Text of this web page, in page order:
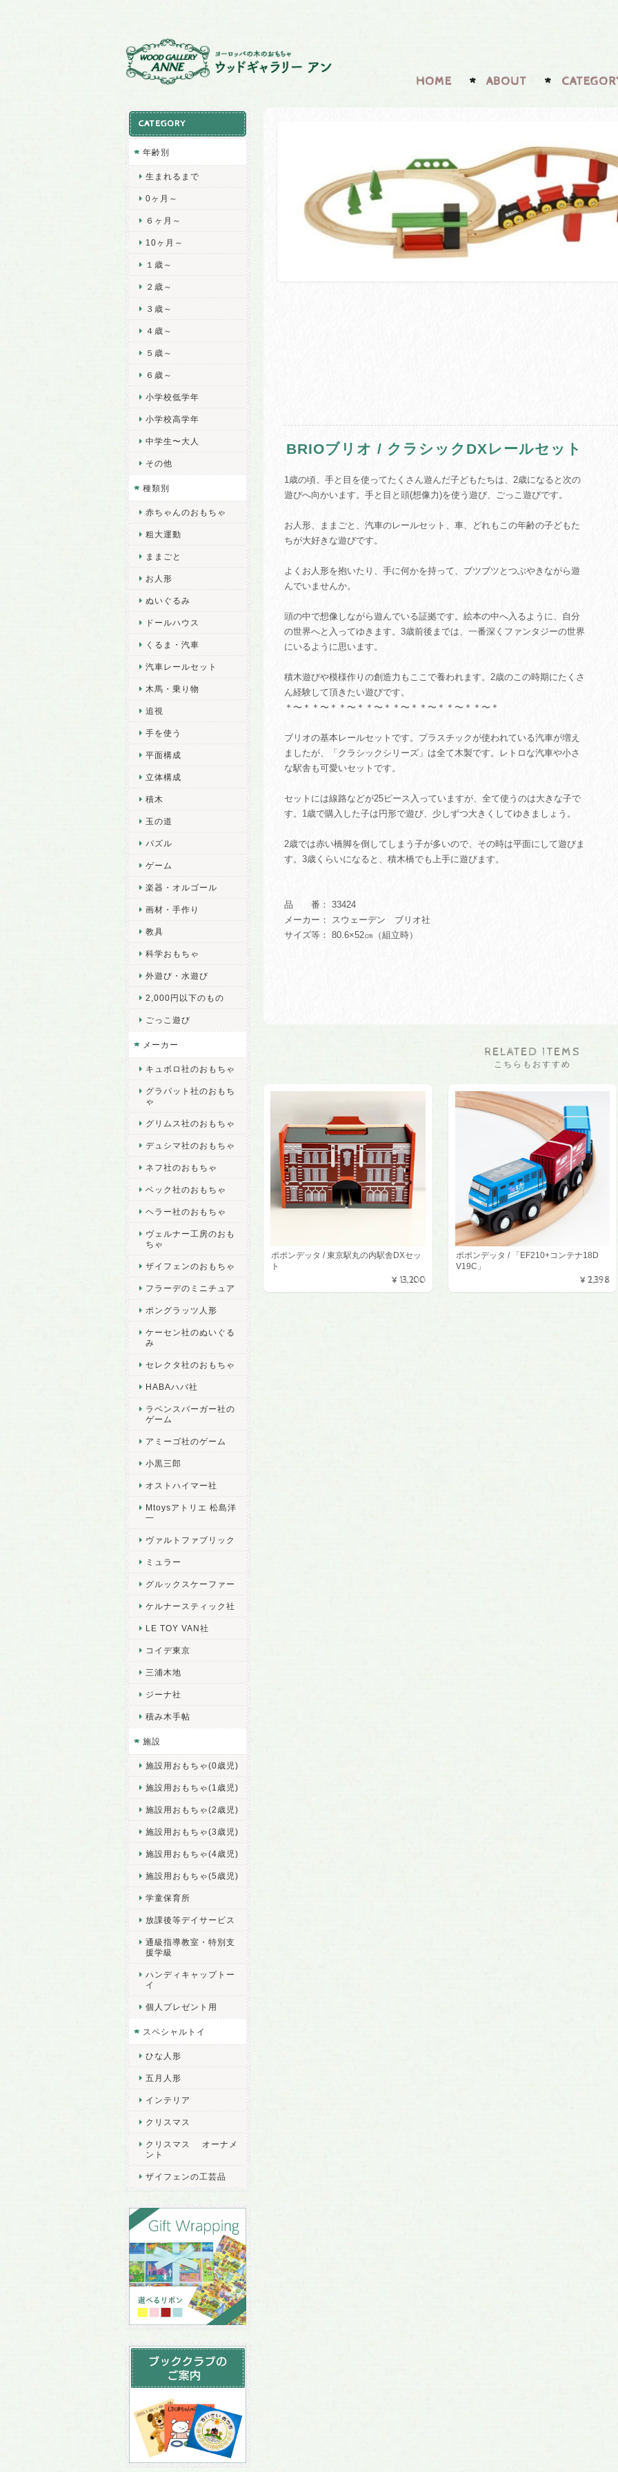
HOME ABOUT
BRIOブリオ / クラシックDXレールセット
1歳の頃、手と目を使ってたくさん遊んだ子どもたちは、2歳になると次の
遊びへ向かいます。手と目と頭(想像力)を使う遊び、ごっこ遊びです。
お人形、ままごと、汽車のレールセット、車、どれもこの年齢の子どもた
ちが大好きな遊びです。
よくお人形を抱いたり、手に何かを持って、ブツブツとつぶやきながら遊
んでいませんか。
頭の中で想像しながら遊んでいる証拠です。絵本の中へ入るように、自分
の世界へと入ってゆきます。3歳前後までは、一番深くファンタジーの世界
にいるように思います。
積木遊びや模様作りの創造力もここで養われます。2歳のこの時期にたくさ
ん経験して頂きたい遊びです。
＊〜＊＊〜＊＊〜＊＊〜＊＊〜＊＊〜＊＊〜＊＊〜＊
ブリオの基本レールセットです。プラスチックが使われている汽車が増え
ましたが、「クラシックシリーズ」は全て木製です。レトロな汽車や小さ
な駅舎も可愛いセットです。
セットには線路などが25ピース入っていますが、全て使うのは大きな子で
す。1歳で購入した子は円形で遊び、少しずつ大きくしてゆきましょう。
2歳では赤い橋脚を倒してしまう子が多いので、その時は平面にして遊びま
す。3歳くらいになると、積木橋でも上手に遊びます。
品 番： 33424
メーカー： スウェーデン ブリオ社
サイズ等： 80.6×52㎝（組立時）
RELATED ITEMS
こちらもおすすめ
ポポンデッタ / 東京駅丸の内駅舎DXセッ
ト
¥13,200
ポポンデッタ / 「EF210+コンテナ18D
V19C」
¥2,398
CATEGORY
年齢別
生まれるまで
0ヶ月～
６ヶ月～
10ヶ月～
１歳～
２歳～
３歳～
４歳～
５歳～
６歳～
小学校低学年
小学校高学年
中学生〜大人
その他
種類別
赤ちゃんのおもちゃ
粗大運動
ままごと
お人形
ぬいぐるみ
ドールハウス
くるま・汽車
汽車レールセット
木馬・乗り物
追視
手を使う
平面構成
立体構成
積木
玉の道
パズル
ゲーム
楽器・オルゴール
画材・手作り
教具
科学おもちゃ
外遊び・水遊び
2,000円以下のもの
ごっこ遊び
メーカー
キュボロ社のおもちゃ
グラパット社のおもち
ゃ
グリムス社のおもちゃ
デュシマ社のおもちゃ
ネフ社のおもちゃ
ベック社のおもちゃ
ヘラー社のおもちゃ
ヴェルナー工房のおも
ちゃ
ザイフェンのおもちゃ
フラーデのミニチュア
ポングラッツ人形
ケーセン社のぬいぐる
み
セレクタ社のおもちゃ
HABAハバ社
ラベンスバーガー社の
ゲーム
アミーゴ社のゲーム
小黒三郎
オストハイマー社
Mtoysアトリエ 松島洋
一
ヴァルトファブリック
ミュラー
グルックスケーファー
ケルナースティック社
LE TOY VAN社
コイデ東京
三浦木地
ジーナ社
積み木手帖
施設
施設用おもちゃ(0歳児)
施設用おもちゃ(1歳児)
施設用おもちゃ(2歳児)
施設用おもちゃ(3歳児)
施設用おもちゃ(4歳児)
施設用おもちゃ(5歳児)
学童保育所
放課後等デイサービス
通級指導教室・特別支
援学級
ハンディキャップトー
イ
個人プレゼント用
スペシャルトイ
ひな人形
五月人形
インテリア
クリスマス
クリスマス オーナメ
ント
ザイフェンの工芸品